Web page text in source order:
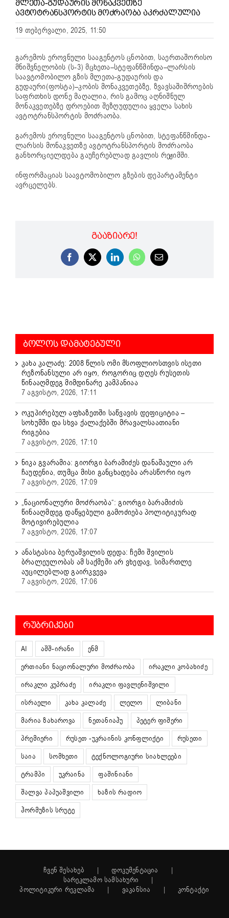
ᲛᲚᲔᲗᲐ-ᲒᲣᲓᲐᲣᲠᲘᲡ ᲛᲝᲜᲐᲙᲕᲔᲗᲖᲔ
ᲐᲕᲢᲝᲢᲠᲐᲜᲡᲞᲝᲠᲢᲘᲡ ᲛᲝᲫᲠᲐᲝᲑᲐ ᲐᲙᲠᲫᲐᲚᲣᲚᲘᲐ
19 თებერვალი, 2025, 11:50
გარემოს ეროვნული სააგენტოს ცნობით, საერთაშორისო
მნიშვნელობის (ს-3) მცხეთა–სტეფანწმინდა–ლარსის
საავტომობილო გზის მლეთა-გუდაურის და
გუდაური(ფოსტა)–კობის მონაკვეთებზე, ზვავსაშიშროების
საფრთხის დონე მაღალია, რის გამოც აღნიშნულ
მონაკვეთებზე დროებით შეზღუდულია ყველა სახის
ავტოტრანსპორტის მოძრაობა.
გარემოს ეროვნული სააგენტოს ცნობით, სტეფანწმინდა-
ლარსის მონაკვეთზე ავტოტრანსპორტის მოძრაობა
განხორციელდება გაუჩერებლად გავლის რეჟიმში.
ინფორმაციას საავტომობილო გზების დეპარტამენტი
ავრცელებს.
ᲒᲐᲐᲖᲘᲐᲠᲔ!
Facebook
X LinkedInWhatsApp
Email
ᲑᲝᲚᲝᲡ ᲓᲐᲛᲐᲢᲔᲑᲣᲚᲘ
კახა კალაძე: 2008 წლის ომი მსოფლიოსთვის ისეთი
რეზონანსული არ იყო, როგორიც დღეს რუსეთის
წინააღმდეგ მიმდინარე კამპანიაა
7 აგვისტო, 2026, 17:11
ოკუპირებულ აფხაზეთში საწვავის დეფიციტია –
სოხუმში და სხვა ქალაქებში მრავალსაათიანი
რიგებია
7 აგვისტო, 2026, 17:10
ნიკა გვარამია: გიორგი ბარამიძეს დანაშაული არ
ჩაუდენია, თუმცა მისი განცხადება არასწორი იყო
7 აგვისტო, 2026, 17:09
„ნაციონალური მოძრაობა“: გიორგი ბარამიძის
წინააღმდეგ დაწყებული გამოძიება პოლიტიკურად
მოტივირებულია
7 აგვისტო, 2026, 17:07
ანასტასია ბერუაშვილის დედა: ჩემი შვილის
ბრალეულობას ამ საქმეში არ ვხედავ, სიმართლე
აუცილებლად გაირკვევა
7 აგვისტო, 2026, 17:06
ᲠᲣᲑᲠᲘᲙᲔᲑᲘ
AI აშშ-ირანი
ენმ
ერთიანი ნაციონალური მოძრაობა
ირაკლი კობახიძე
ირაკლი კუპრაძე
ირაკლი ფავლენიშვილი
ისრაელი
კახა კალაძე ლელო
ლიბანი
მარია ზახაროვა
ნეთანიაჰუ
პეტერ ფიშერი
პრემიერი
რუსეთ -უკრაინის კონფლიქტი
რუსეთი
საია
სომხეთი
ტექნოლოგიური სიახლეები
ტრამპი
უკრაინა
ფაშინიანი
შალვა პაპუაშვილი
ხაზის რადიო
ჰორმუზის სრუტე
ჩვენ შესახებ
დოკუმენტაცია
სარეკლამო სამსახური
პოლიტიკური რეკლამა
ვაკანსია კონტაქტი